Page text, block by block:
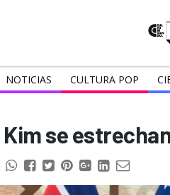
NOTICIAS CULTURA POP
se